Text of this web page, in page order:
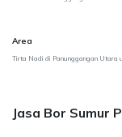
Area
Tirta Nadi di Panunggangan Utara
Jasa Bor Sumur